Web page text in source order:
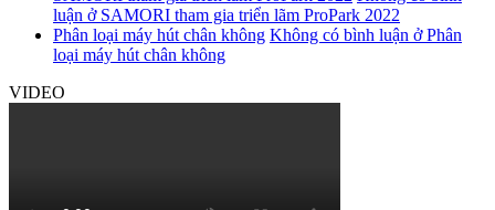
luận ở SAMORI tham gia triển lãm ProPark 2022
Phân loại máy hút chân không Không có bình luận ở Phân
loại máy hút chân không
VIDEO